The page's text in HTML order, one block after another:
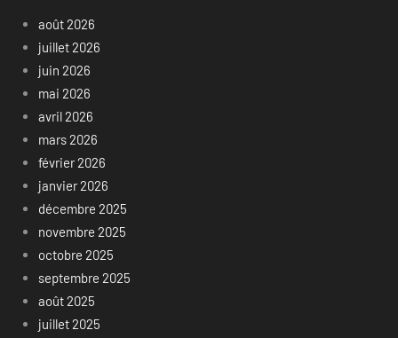
août 2026
juillet 2026
juin 2026
mai 2026
avril 2026
mars 2026
février 2026
janvier 2026
décembre 2025
novembre 2025
octobre 2025
septembre 2025
août 2025
juillet 2025